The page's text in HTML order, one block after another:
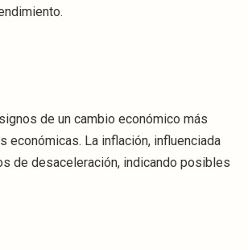
de un cambio económico más
económicas. La inflación, influenciada
de desaceleración, indicando posibles